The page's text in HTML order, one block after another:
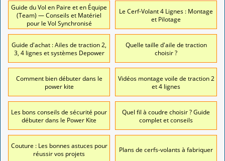
Guide du Vol en Paire et en Équipe
(Team) — Conseils et Matériel
pour le Vol Synchronisé
Le Cerf-Volant 4 Lignes : Montage
et Pilotage
Guide d'achat : Ailes de traction 2,
3, 4 lignes et systèmes Depower
Quelle taille d'aile de traction
choisir ?
Comment bien débuter dans le
power kite
Vidéos montage voile de traction 2
et 4 lignes
Les bons conseils de sécurité pour
débuter dans le Power Kite
Quel fil à coudre choisir ? Guide
complet et conseils
Couture : Les bonnes astuces pour
réussir vos projets
Plans de cerfs-volants à fabriquer